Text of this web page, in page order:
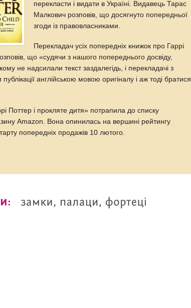
перекласти і видати в Україні. Видавець Тарас
Малкович розповів, що досягнуто попередньої
згоди із правовласниками.
Перекладач усіх попередніх книжок про Гаррі
що «судячи з нашого попереднього досвіду,
не надсилали текст заздалегідь, і перекладачі з
англійською мовою оригіналу і аж тоді братися
Поттер і прокляте дитя» потрапила до списку
Amazon. Вона опинилась на вершині рейтингу
попередніх продажів 10 лютого.